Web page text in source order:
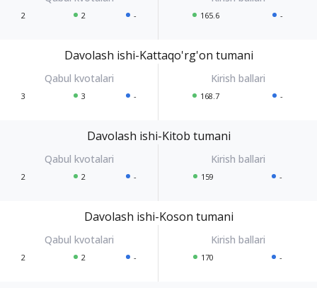
2 2 - 165.6 -
Davolash ishi-Kattaqo'rg'on tumani
3 3 - 168.7 -
Davolash ishi-Kitob tumani
2 2 - 159 -
Davolash ishi-Koson tumani
2 2 - 170 -